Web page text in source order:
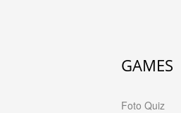
GAMES
Foto Quiz